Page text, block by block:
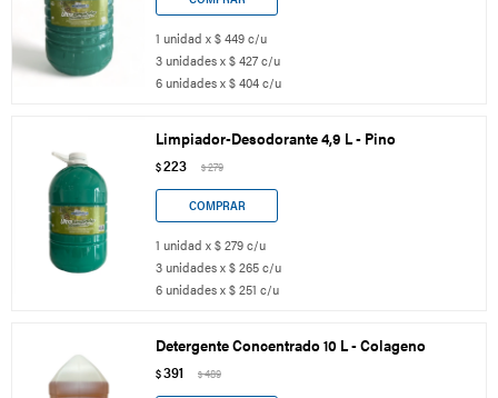
1 unidad x $ 449 c/u
3 unidades x $ 427 c/u
6 unidades x $ 404 c/u
Limpiador-Desodorante 4,9 L - Pino
$223 $279
1 unidad x $ 279 c/u
3 unidades x $ 265 c/u
6 unidades x $ 251 c/u
Detergente Concentrado 10 L - Colageno
$391 $489